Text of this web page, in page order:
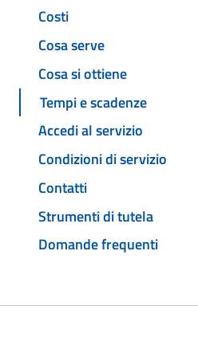
Costi
Cosa serve
Cosa si ottiene
Tempi e scadenze
Accedi al servizio
Condizioni di servizio
Contatti
Strumenti di tutela
Domande frequenti